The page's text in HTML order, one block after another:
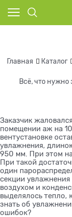
Главная Каталог
Всё, что нужно
Заказчик
помещении аж на
вентустановке
увлажнения,
950 мм. При этом
При такой
один
секции увлажнения
воздухом и
выделялось тепло,
знать об
ошибок?